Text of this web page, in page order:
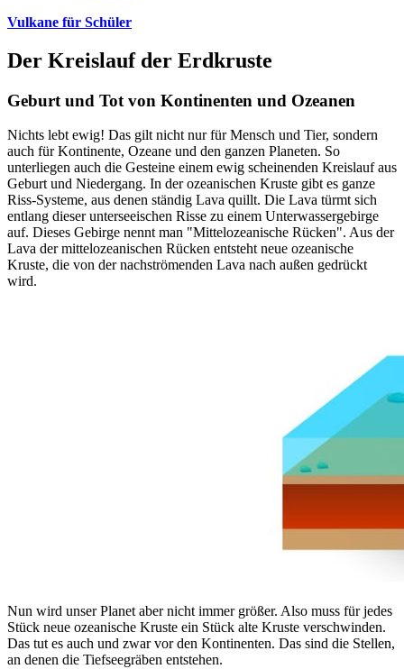
Vulkane für Schüler
Der Kreislauf der Erdkruste
Geburt und Tot von Kontinenten und Ozeanen
Nichts lebt ewig! Das gilt nicht nur für Mensch und Tier, sondern
auch für Kontinente, Ozeane und den ganzen Planeten. So
unterliegen auch die Gesteine einem ewig scheinenden Kreislauf aus
Geburt und Niedergang. In der ozeanischen Kruste gibt es ganze
Riss-Systeme, aus denen ständig Lava quillt. Die Lava türmt sich
entlang dieser unterseeischen Risse zu einem Unterwassergebirge
auf. Dieses Gebirge nennt man "Mittelozeanische Rücken". Aus der
Lava der mittelozeanischen Rücken entsteht neue ozeanische
Kruste, die von der nachströmenden Lava nach außen gedrückt
wird.
Nun wird unser Planet aber nicht immer größer. Also muss für jedes
Stück neue ozeanische Kruste ein Stück alte Kruste verschwinden.
Das tut es auch und zwar vor den Kontinenten. Das sind die Stellen,
an denen die Tiefseegräben entstehen.